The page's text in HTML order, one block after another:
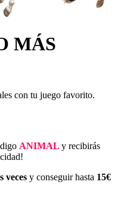
MÁS
con tu juego favorito.
ANIMAL y recibirás
veces y conseguir hasta 15€